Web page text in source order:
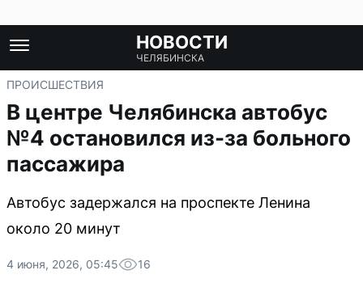
НОВОСТИ
ЧЕЛЯБИНСКА
ПРОИСШЕСТВИЯ
В центре Челябинска автобус
№4 остановился из-за больного
пассажира
Автобус задержался на проспекте Ленина
около 20 минут
4 июня, 2026, 05:45 16